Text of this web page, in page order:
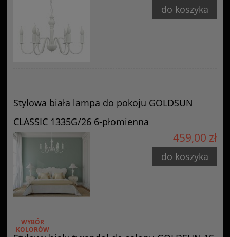
do koszyka
Stylowa biała lampa do pokoju GOLDSUN
CLASSIC 1335G/26 6-płomienna
459,00 zł
do koszyka
WYBÓR
KOLORÓW